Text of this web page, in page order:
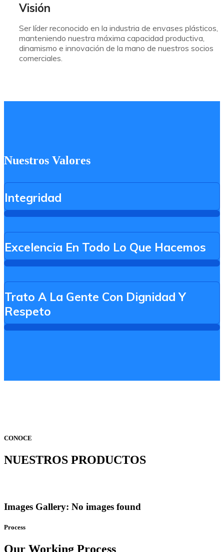
Visión
Ser líder reconocido en la industria de envases plásticos,
manteniendo nuestra máxima capacidad productiva,
dinamismo e innovación de la mano de nuestros socios
comerciales.
Nuestros Valores
Integridad
Excelencia En Todo Lo Que Hacemos
Trato A La Gente Con Dignidad Y
Respeto
CONOCE
NUESTROS PRODUCTOS
Images Gallery: No images found
Process
Our Working Process